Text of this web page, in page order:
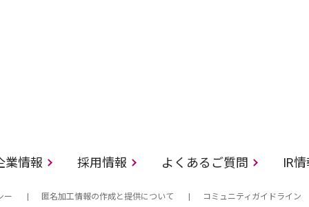
業情報 採用情報 よくあるご質問 IR
ー 匿名加工情報の作成と提供について コミュニティガイドライン